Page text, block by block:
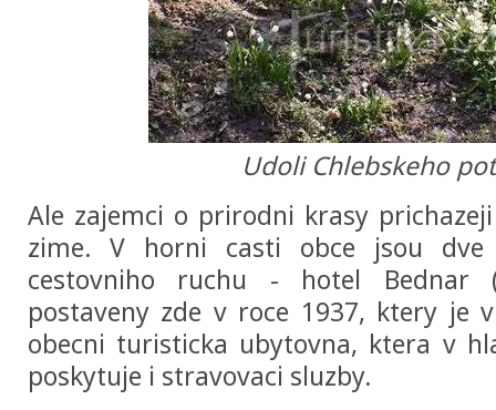
Udoli Chlebskeho
Ale zajemci o prirodni krasy
zime. V horni casti obce jsou dve
cestovniho ruchu - hotel Bednar
postaveny zde v roce 1937, ktery je
obecni turisticka ubytovna, ktera v
poskytuje i stravovaci sluzby.